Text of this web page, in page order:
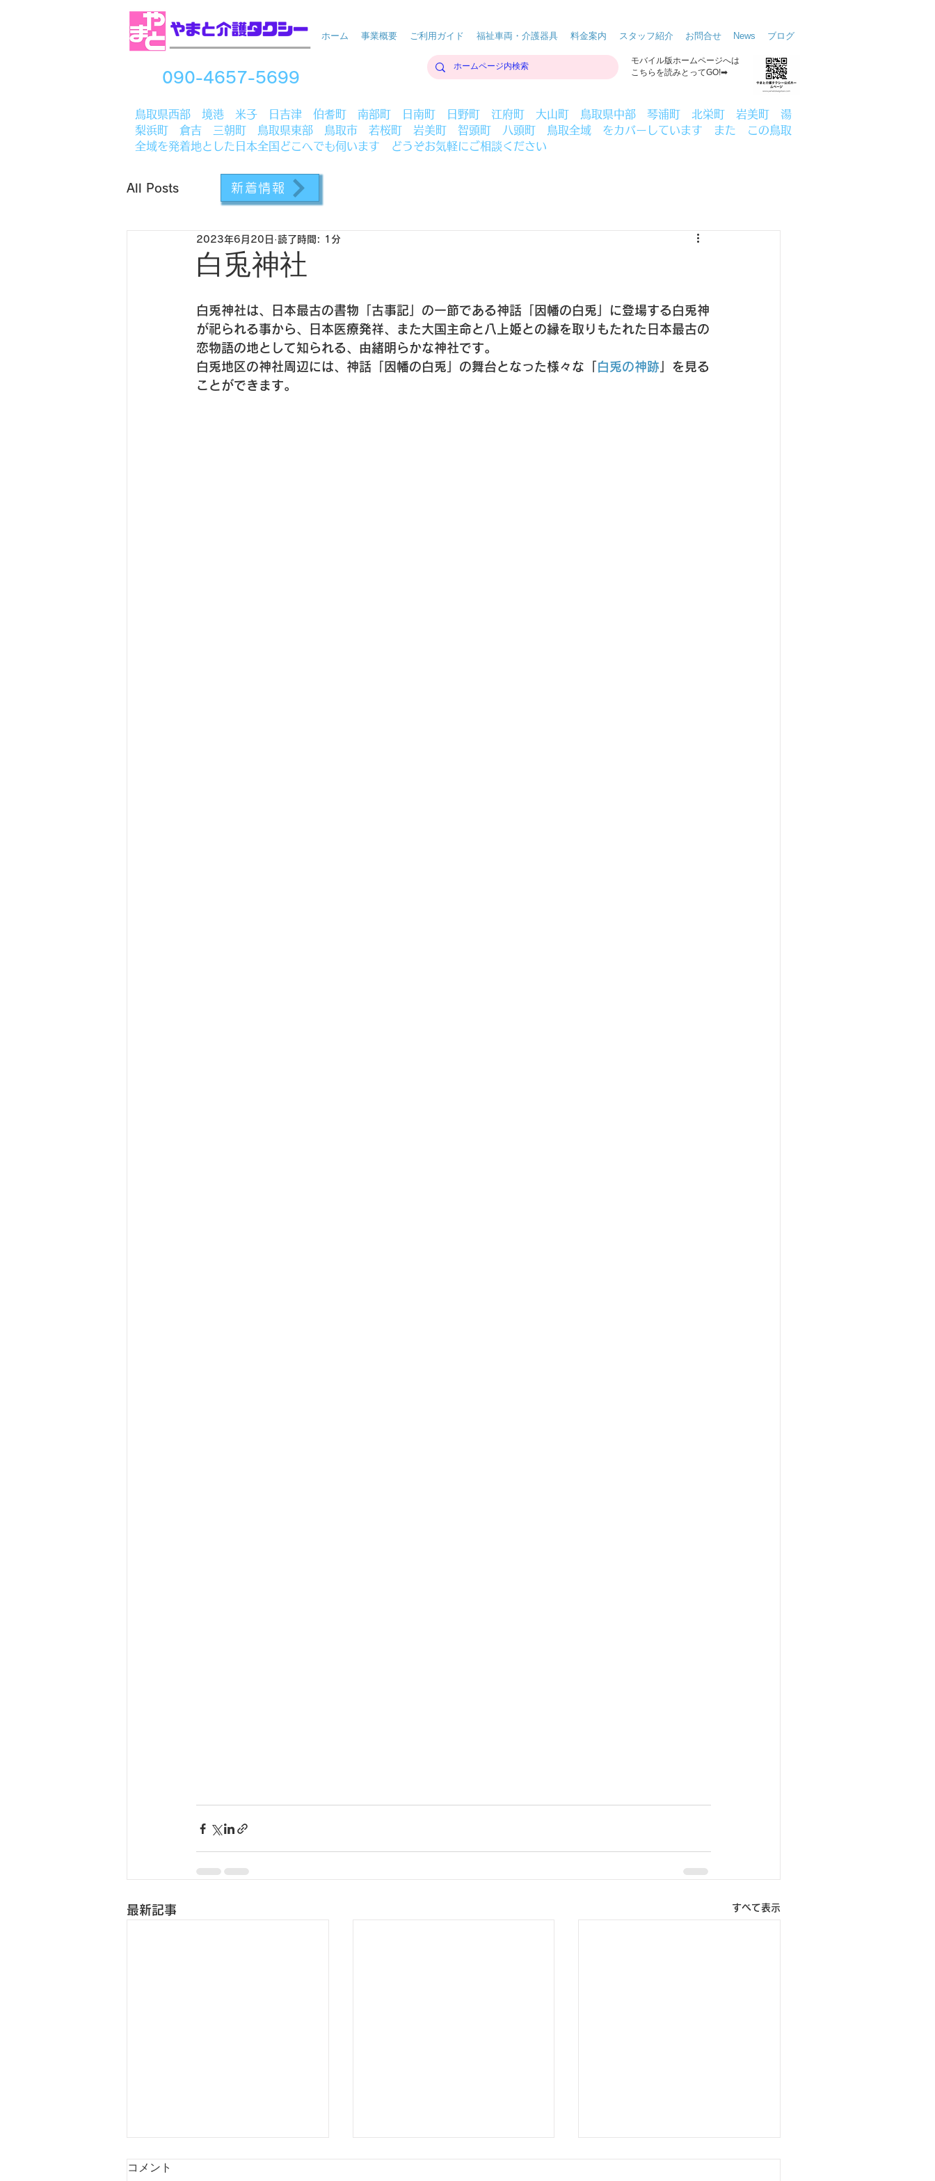
ホーム 事業概要 ご利用ガイド 福祉車両・介護器具 料金案内 スタッフ紹介 お問合せ News ブログ
090-4657-5699
​モバイル版ホームページへは
こちらを読みとってGO!➡
​鳥取県西部 境港 米子 日吉津 伯耆町 南部町 日南町 日野町 江府町 大山町 鳥取県中部 琴浦町 北栄町 岩美町 湯
梨浜町 倉吉 三朝町 鳥取県東部 鳥取市 若桜町 岩美町 智頭町 八頭町 鳥取全域 をカバーしています
また この鳥取
全域を発着地とした日本全国どこへでも伺います どうぞお気軽にご相談ください
All Posts
白兎神社
2023年6月20日 読了時間: 1分
白兎神社は、日本最古の書物「古事記」の一節である神話「因幡の白兎」に登場する白兎神
が祀られる事から、日本医療発祥、また大国主命と八上姫との縁を取りもたれた日本最古の
恋物語の地として知られる、由緒明らかな神社です。
白兎地区の神社周辺には、神話「因幡の白兎」の舞台となった様々な「
白兎の神跡 」を見る
ことができます。
最新記事 すべて表示
コメント
新着情報